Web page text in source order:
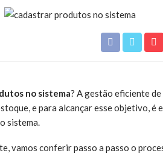
no sistema? A gestão eficiente
e para alcançar esse objetivo, é
sistema.
vamos conferir passo a passo o